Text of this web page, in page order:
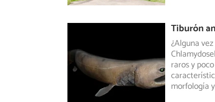
Tiburón
¿Alguna
raros y
morfología